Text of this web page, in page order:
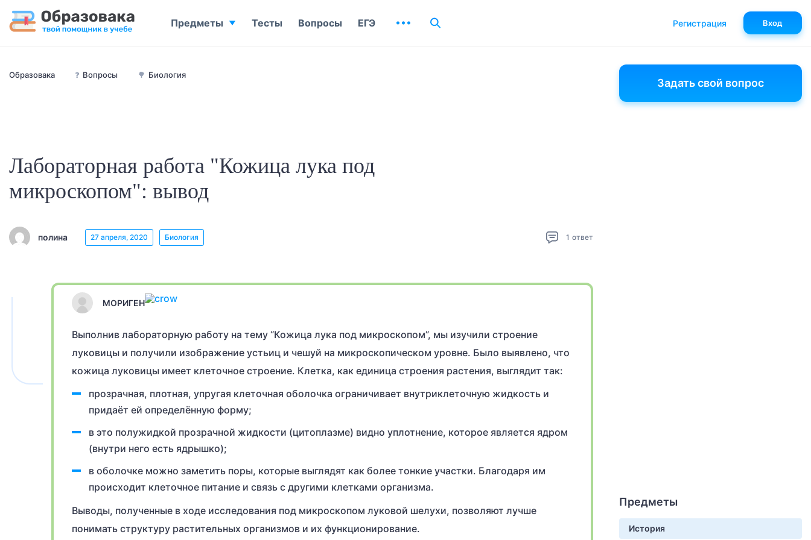
Образовака ❓ Вопросы 🌳 Биология
Лабораторная работа "Кожица лука под
микроскопом": вывод
полина 27 апреля, 2020 Биология 1 ответ
МОРИГЕН
Выполнив лабораторную работу на тему “Кожица лука под микроскопом”, мы изучили строение
луковицы и получили изображение устьиц и чешуй на микроскопическом уровне. Было выявлено, что
кожица луковицы имеет клеточное строение. Клетка, как единица строения растения, выглядит так:
прозрачная, плотная, упругая клеточная оболочка ограничивает внутриклеточную жидкость и
придаёт ей определённую форму;
в это полужидкой прозрачной жидкости (цитоплазме) видно уплотнение, которое является ядром
(внутри него есть ядрышко);
в оболочке можно заметить поры, которые выглядят как более тонкие участки. Благодаря им
происходит клеточное питание и связь с другими клетками организма.
Выводы, полученные в ходе исследования под микроскопом луковой шелухи, позволяют лучше
понимать структуру растительных организмов и их функционирование.
Задать свой вопрос
Предметы
История
Предметы Тесты Вопросы ЕГЭ Регистрация Вход